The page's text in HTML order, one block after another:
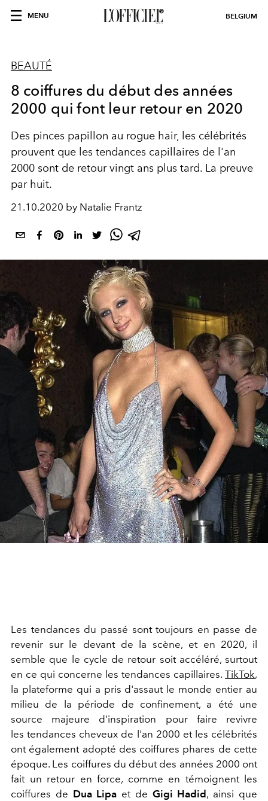
MENU BELGIUM
BEAUTÉ
8 coiffures du début des années
2000 qui font leur retour en 2020
Des pinces papillon au rogue hair, les célébrités
prouvent que les tendances capillaires de l'an
2000 sont de retour vingt ans plus tard. La preuve
par huit.
21.10.2020 by Natalie Frantz
Les tendances du passé sont toujours en passe de
revenir sur le devant de la scène, et en 2020, il
semble que le cycle de retour soit accéléré, surtout
en ce qui concerne les tendances capillaires. TikTok,
la plateforme qui a pris d'assaut le monde entier au
milieu de la période de confinement, a été une
source majeure d'inspiration pour faire revivre
les tendances cheveux de l'an 2000 et les célébrités
ont également adopté des coiffures phares de cette
époque. Les coiffures du début des années 2000 ont
fait un retour en force, comme en témoignent les
coiffures de Dua Lipa et de Gigi Hadid , ainsi que